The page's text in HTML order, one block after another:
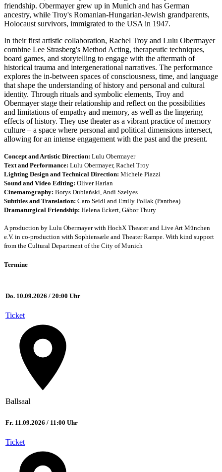
friendship. Obermayer grew up in Munich and has German
ancestry, while Troy's Romanian-Hungarian-Jewish grandparents,
Holocaust survivors, immigrated to the USA in 1947.
In their first artistic collaboration, Rachel Troy and Lulu Obermayer
combine Lee Strasberg's Method Acting, therapeutic techniques,
board games, and storytelling to engage with the aftermath of
historical trauma and intergenerational narratives. The performance
explores the in-between spaces of consciousness, time, and language
that shape the understanding of history and personal and cultural
identity. Through rituals and symbolic elements, Troy and
Obermayer stage their relationship and reflect on the possibilities
and limitations of empathy and memory, as well as the lingering
effects of history. They use theater as a vibrant practice of memory
culture – a space where personal and political dimensions intersect,
allowing for an intense engagement with the past and the present.
Concept and Artistic Direction: Lulu Obermayer
Text and Performance: Lulu Obermayer, Rachel Troy
Lighting Design and Technical Direction: Michele Piazzi
Sound and Video Editing: Oliver Harlan
Cinematography: Borys Dubiański, Andi Szelyes
Subtitles and Translation: Caro Seidl and Emily Pollak (Panthea)
Dramaturgical Friendship: Helena Eckert, Gábor Thury
A production by Lulu Obermayer with HochX Theater and Live Art München
e.V. in co-production with Sophiensæle and Theater Rampe. With kind support
from the Cultural Department of the City of Munich
Termine
Do. 10.09.2026 / 20:00 Uhr
Ticket
Ballsaal
Fr. 11.09.2026 / 11:00 Uhr
Ticket